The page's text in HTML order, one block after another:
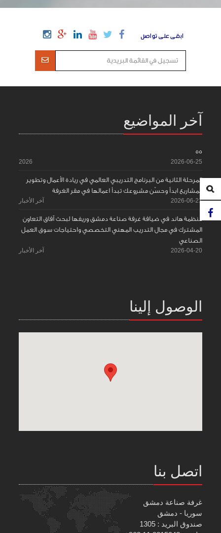
ابقى على تواصل
آخر المواضيع
55
2026-06-25
2026
المرحلة الثانية من البرنامج التدريبي العالمي في ريادة الأعمال وتطوير
المشاريع ابدأ وحسّن مشروعك تبدأ اعمالها في مقر الغرفة
2026-06-21 آخر الأخبار
منظمة هاند في ضيافة غرفة صناعة دمشق وريفها لبحث آفاق التعاون
المشترك في مجال التدريب المهني التخصصي واحتياجات سوق العمل
الصناعي
2026-04-20 آخر الأخبار
الوصول إلينا
اتصل بنا
غرفة صناعة دمشق
سوريا - دمشق
صندوق البريد : 1305